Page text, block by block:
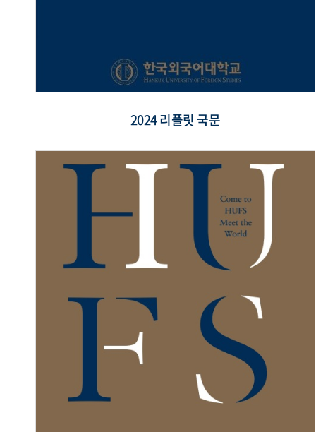
2024 리플릿 국문